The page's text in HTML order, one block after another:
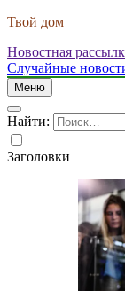
Твой дом
Новостная
Случайные
Меню
Найти:
Заголовки